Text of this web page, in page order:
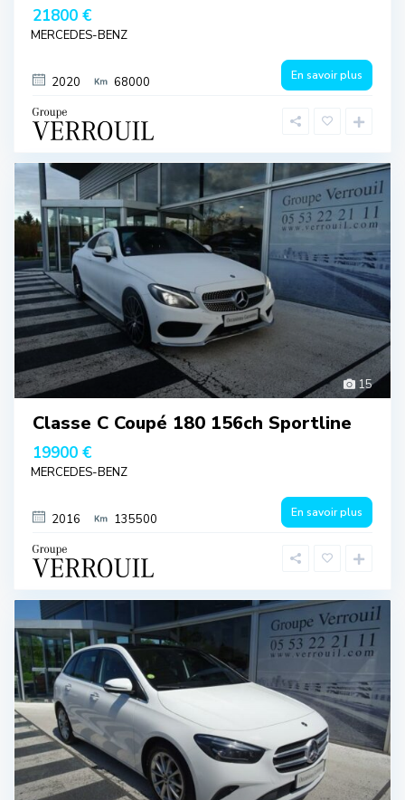
21800 €
MERCEDES-BENZ
2020 68000 En savoir plus
15
Classe C Coupé 180 156ch Sportline
19900 €
MERCEDES-BENZ
2016 135500 En savoir plus